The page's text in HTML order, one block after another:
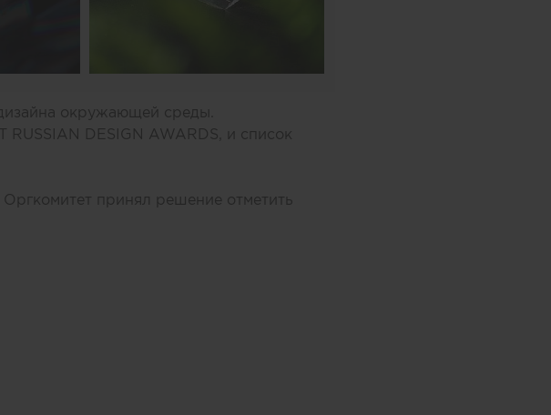
окружающей среды.
DESIGN AWARDS, и список
принял решение отметить